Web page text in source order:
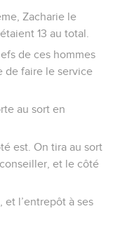
Zacharie le
13 au total.
de ces hommes
de faire le service
au sort en
est. On tira au sort
et le côté
et l’entrepôt à ses